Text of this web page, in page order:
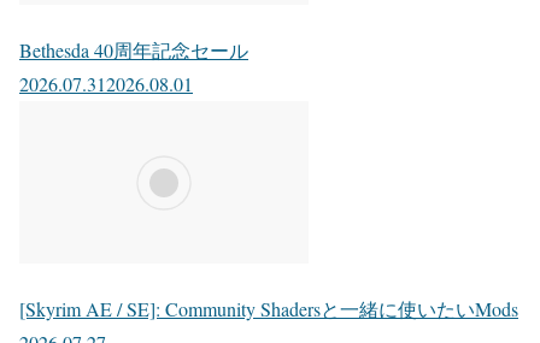
Bethesda 40周年記念セール
2026.07.312026.08.01
[Skyrim AE / SE]: Community Shadersと一緒に使いたいMods